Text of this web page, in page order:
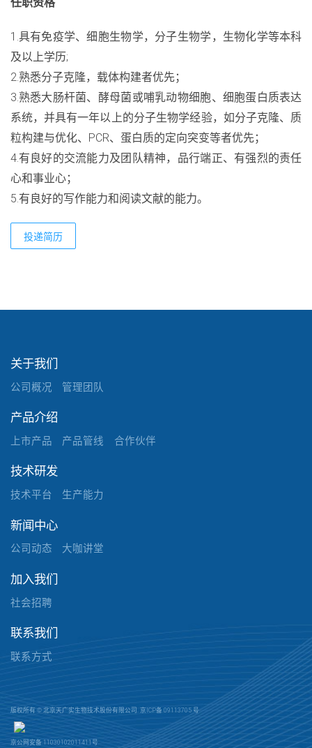
1.具有免疫学、细胞生物学，分子生物学，生物化学等本科
及以上学历;
2.熟悉分子克隆，载体构建者优先；
3.熟悉大肠杆菌、酵母菌或哺乳动物细胞、细胞蛋白质表达
系统，并具有一年以上的分子生物学经验，如分子克隆、质
粒构建与优化、PCR、蛋白质的定向突变等者优先；
4.有良好的交流能力及团队精神，品行端正、有强烈的责任
心和事业心；
5.有良好的写作能力和阅读文献的能力。
投递简历
关于我们
公司概况 管理团队
产品介绍
上市产品 产品管线 合作伙伴
技术研发
技术平台 生产能力
新闻中心
公司动态 大咖讲堂
加入我们
社会招聘
联系我们
联系方式
版权所有 © 北京天广实生物技术股份有限公司. 京ICP备 09113705 号
京公网安备 11030102011411号